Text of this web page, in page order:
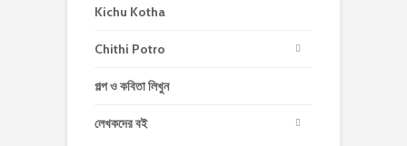
Kichu Kotha
Chithi Potro
গল্প ও কবিতা লিখুন
লেখকদের বই